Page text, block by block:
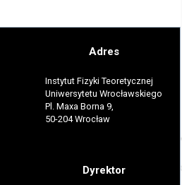
Adres
Instytut Fizyki Teoretycznej
Uniwersytetu Wrocławskiego
Pl. Maxa Borna 9,
50-204 Wrocław
Dyrektor